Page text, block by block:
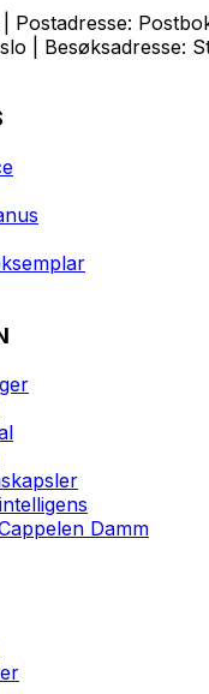
| Postadresse:
| Besøksadresse:
Damm